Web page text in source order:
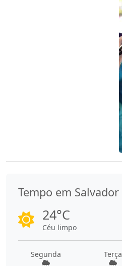
Tempo em Salvador
24°C
Céu limpo
Segunda Terça